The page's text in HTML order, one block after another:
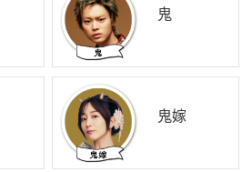
鬼
鬼嫁